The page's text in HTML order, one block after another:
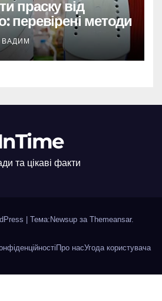
праску від
перевірені методи
ВАДИМ
та цікаві факти
Тема:Newsup за Themeansar.
Про насУгода користувача